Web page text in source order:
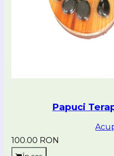
Papuci
100.00 RON